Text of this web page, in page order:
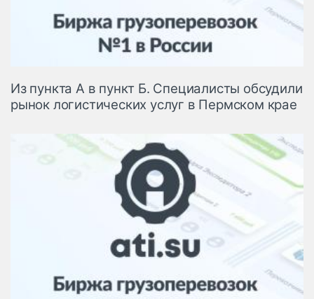
Из пункта А в пункт Б. Специалисты обсудили
рынок логистических услуг в Пермском крае